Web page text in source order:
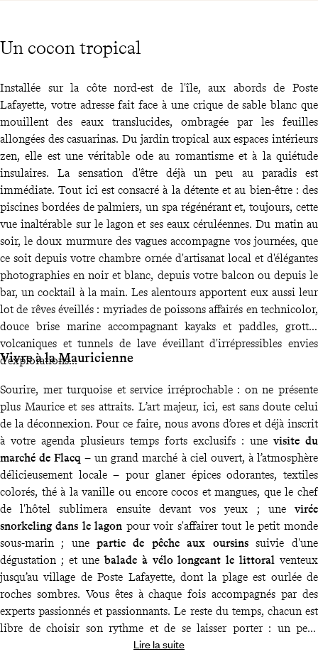
Un cocon tropical
Installée sur la côte nord-est de l'île, aux abords de Poste
Lafayette, votre adresse fait face à une crique de sable blanc que
mouillent des eaux translucides, ombragée par les feuilles
allongées des casuarinas. Du jardin tropical aux espaces intérieurs
zen, elle est une véritable ode au romantisme et à la quiétude
insulaires. La sensation d'être déjà un peu au paradis est
immédiate. Tout ici est consacré à la détente et au bien-être : des
piscines bordées de palmiers, un spa régénérant et, toujours, cette
vue inaltérable sur le lagon et ses eaux céruléennes. Du matin au
soir, le doux murmure des vagues accompagne vos journées, que
ce soit depuis votre chambre ornée d'artisanat local et d'élégantes
photographies en noir et blanc, depuis votre balcon ou depuis le
bar, un cocktail à la main. Les alentours apportent eux aussi leur
lot de rêves éveillés : myriades de poissons affairés en technicolor,
douce brise marine accompagnant kayaks et paddles, grottes
volcaniques et tunnels de lave éveillant d'irrépressibles envies
d'explorations...
Vivre à la Mauricienne
Sourire, mer turquoise et service irréprochable : on ne présente
plus Maurice et ses attraits. L’art majeur, ici, est sans doute celui
de la déconnexion. Pour ce faire, nous avons d’ores et déjà inscrit
à votre agenda plusieurs temps forts exclusifs : une visite du
marché de Flacq – un grand marché à ciel ouvert, à l’atmosphère
délicieusement locale – pour glaner épices odorantes, textiles
colorés, thé à la vanille ou encore cocos et mangues, que le chef
de l'hôtel sublimera ensuite devant vos yeux ; une virée
snorkeling dans le lagon pour voir s'affairer tout le petit monde
sous-marin ; une partie de pêche aux oursins suivie d'une
dégustation ; et unebalade à vélo longeant le littoral venteux
jusqu’au village de Poste Lafayette, dont la plage est ourlée de
roches sombres. Vous êtes à chaque fois accompagnés par des
experts passionnés et passionnants. Le reste du temps, chacun est
libre de choisir son rythme et de se laisser porter : un petit
déjeuner à l’ombre des palmiers dattiers, un livre que l’on ne lira
Lire la suite